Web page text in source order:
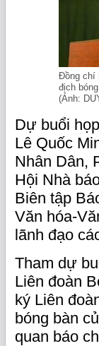
Đồng chí
địch
(Ảnh:
Dự buổi
Lê Quốc
Nhân Dân,
Hội Nhà
Biên tập
Văn hóa-
lãnh đạo
Tham dự
Liên đoàn
ký Liên
bóng bàn
quan báo